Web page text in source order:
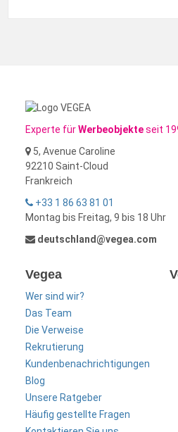
Experte fürWerbeobjekteseit
5, Avenue Caroline
92210 Saint-Cloud
Frankreich
+33 1 86 63 81 01
Montag bis Freitag, 9 bis 18 Uhr
deutschland@vegea.com
Vegea
Wer sind wir?
Das Team
Die Verweise
Rekrutierung
Kundenbenachrichtigungen
Blog
Unsere Ratgeber
Häufig gestellte Fragen